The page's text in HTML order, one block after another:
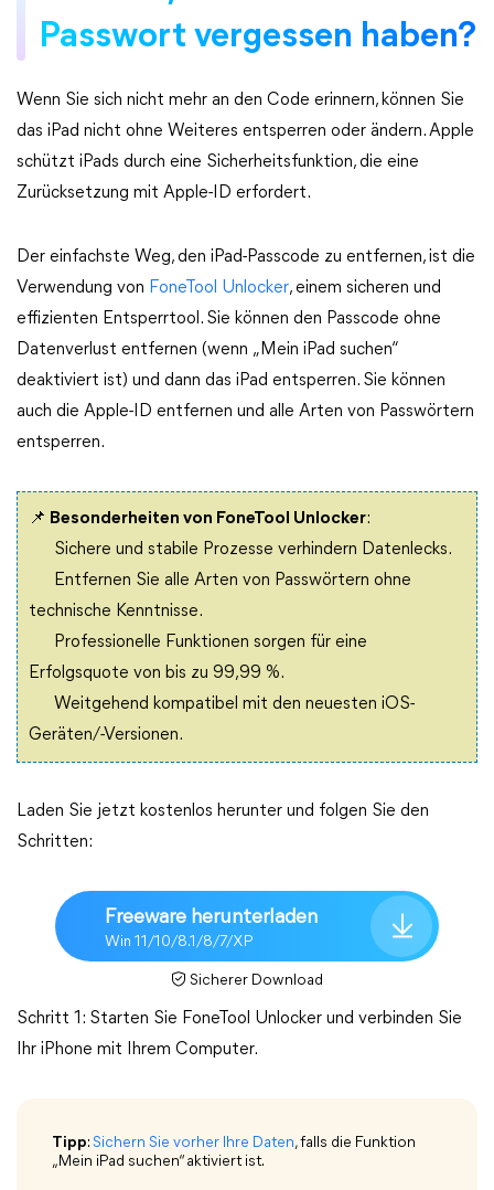
Passwort vergessen haben?
Wenn Sie sich nicht mehr an den Code erinnern, können Sie
das iPad nicht ohne Weiteres entsperren oder ändern. Apple
schützt iPads durch eine Sicherheitsfunktion, die eine
Zurücksetzung mit Apple-ID erfordert.
Der einfachste Weg, den iPad-Passcode zu entfernen, ist die
Verwendung von FoneTool Unlocker, einem sicheren und
effizienten Entsperrtool. Sie können den Passcode ohne
Datenverlust entfernen (wenn „Mein iPad suchen“
deaktiviert ist) und dann das iPad entsperren. Sie können
auch die Apple-ID entfernen und alle Arten von Passwörtern
entsperren.
📌 Besonderheiten von FoneTool Unlocker:
Sichere und stabile Prozesse verhindern Datenlecks.
Entfernen Sie alle Arten von Passwörtern ohne
technische Kenntnisse.
Professionelle Funktionen sorgen für eine
Erfolgsquote von bis zu 99,99 %.
Weitgehend kompatibel mit den neuesten iOS-
Geräten/-Versionen.
Laden Sie jetzt kostenlos herunter und folgen Sie den
Schritten:
Freeware herunterladen
Win 11/10/8.1/8/7/XP
Sicherer Download
Schritt 1: Starten Sie FoneTool Unlocker und verbinden Sie
Ihr iPhone mit Ihrem Computer.
Tipp: Sichern Sie vorher Ihre Daten, falls die Funktion
„Mein iPad suchen“ aktiviert ist.